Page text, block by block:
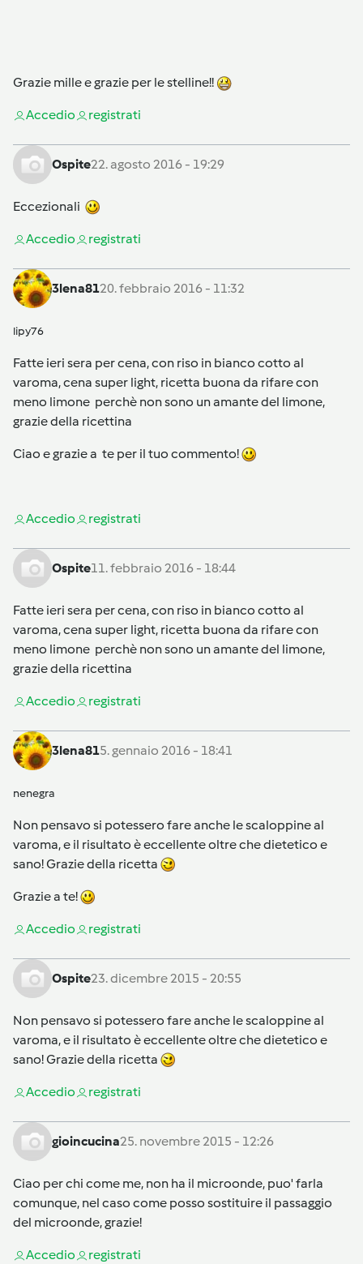
Grazie mille e grazie per le stelline!!
Accedio registrati
Ospite22. agosto 2016 - 19:29
Eccezionali
Accedio registrati
3lena8120. febbraio 2016 - 11:32
lipy76
Fatte ieri sera per cena, con riso in bianco cotto al
varoma, cena super light, ricetta buona da rifare con
meno limone perchè non sono un amante del limone,
grazie della ricettina
Ciao e grazie a te per il tuo commento!
Accedio registrati
Ospite11. febbraio 2016 - 18:44
Fatte ieri sera per cena, con riso in bianco cotto al
varoma, cena super light, ricetta buona da rifare con
meno limone perchè non sono un amante del limone,
grazie della ricettina
Accedio registrati
3lena815. gennaio 2016 - 18:41
nenegra
Non pensavo si potessero fare anche le scaloppine al
varoma, e il risultato è eccellente oltre che dietetico e
sano! Grazie della ricetta
Grazie a te!
Accedio registrati
Ospite23. dicembre 2015 - 20:55
Non pensavo si potessero fare anche le scaloppine al
varoma, e il risultato è eccellente oltre che dietetico e
sano! Grazie della ricetta
Accedio registrati
gioincucina25. novembre 2015 - 12:26
Ciao per chi come me, non ha il microonde, puo' farla
comunque, nel caso come posso sostituire il passaggio
del microonde, grazie!
Accedio registrati